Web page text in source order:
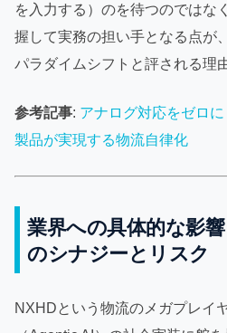
を入力する）のを待つのではな
握して実務の担い手となる点が
パラダイムシフトと評される理
参考記事: アナログ対応をゼロ
製品が実現する物流自律化
業界への具体的な影
のシナジーとリスク
NXHDという物流のメガプレイ